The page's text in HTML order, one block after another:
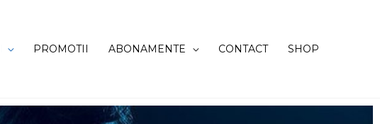
PROMOTII ABONAMENTE CONTACT SHOP